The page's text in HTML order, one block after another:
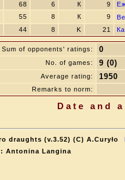
68 6 К 9
55 8 К 9
44 8 K 21
Sum of opponents' ratings: 0
No. of games: 9 (0)
Average rating: 1950
Remarks to norm:
Date and
draughts (v.3.52) (C) A.Curyło
Antonina Langina